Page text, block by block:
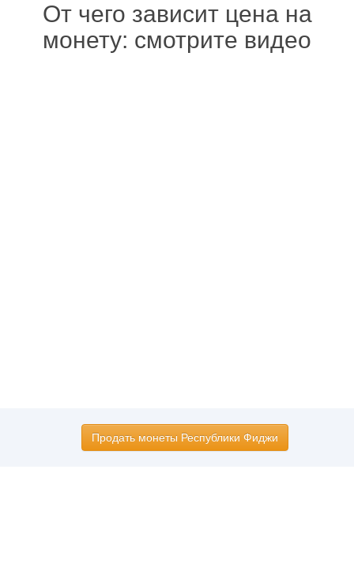
От чего зависит цена на
монету: смотрите видео
Продать монеты Республики Фиджи